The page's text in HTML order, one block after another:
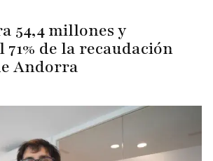
54,4 millones y
de la recaudación
Andorra